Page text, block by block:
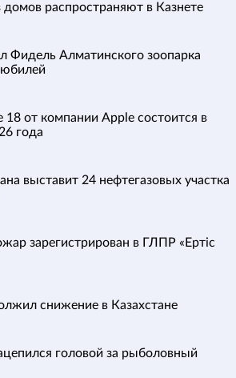
распространяют в Казнете
Фидель Алматинского зоопарка
18 от компании Apple состоится в
года
выставит 24 нефтегазовых участка
зарегистрирован в ГЛПР «Ертіс
снижение в Казахстане
головой за рыболовный